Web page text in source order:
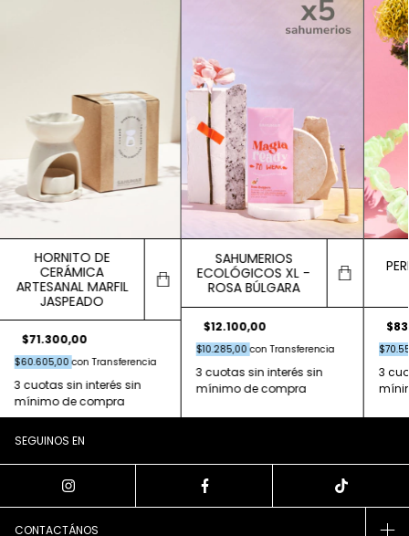
HORNITO DE
CERÁMICA
ARTESANAL MARFIL
JASPEADO
$71.300,00
$60.605,00con Transferencia
SAHUMERIOS
ECOLÓGICOS XL -
ROSA BÚLGARA
$12.100,00
$10.285,00con Transferencia
SEGUINOS EN
CONTACTÁNOS